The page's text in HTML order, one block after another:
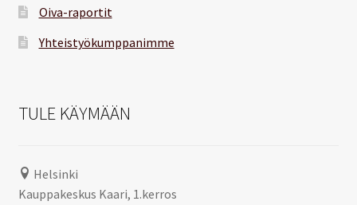
Oiva-raportit
Yhteistyökumppanimme
TULE KÄYMÄÄN
Helsinki
Kauppakeskus Kaari, 1.kerros